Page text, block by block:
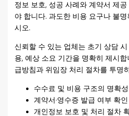
정보 보호, 성공 사례와 계약서 제
야 합니다. 과도한 비용 요구나 불
시오.
신뢰할 수 있는 업체는 초기 상담
용, 예상 소요 기간을 명확히 제시
급방침과 위임장 처리 절차를 투명
수수료 및 비용 구조의 명확
계약서·영수증 발급 여부 확인
개인정보 보호 및 처리 절차